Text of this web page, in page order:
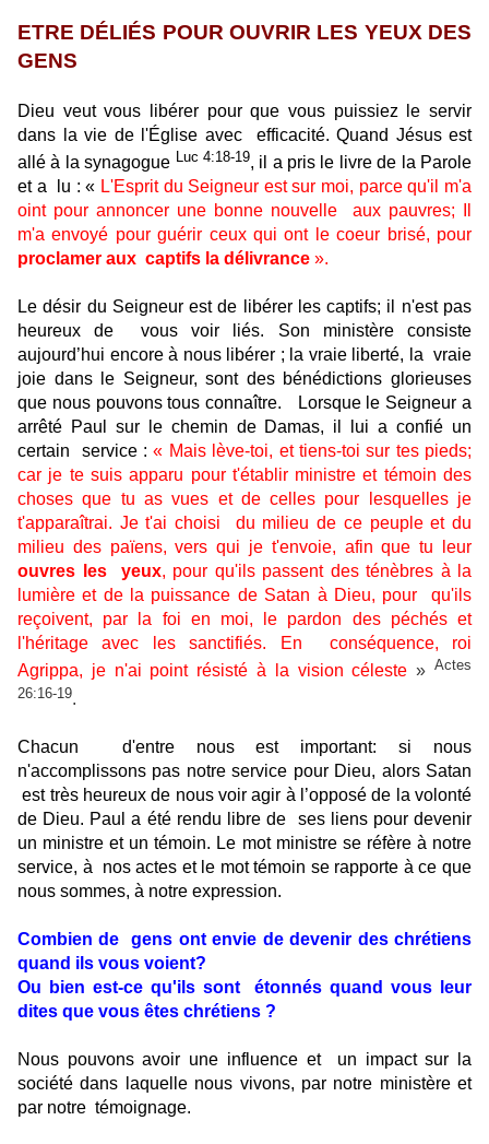
ETRE DÉLIÉS POUR OUVRIR LES YEUX DES
GENS
Dieu veut vous libérer pour que vous puissiez le servir
dans la vie de l'Église avec
efficacité. Quand Jésus est
allé à la synagogue Luc 4:18-19, il a pris le livre de la Parole
et a
lu : « L'Esprit du Seigneur est sur moi, parce qu'il m'a
oint pour annoncer une bonne nouvelle
aux pauvres; Il
m'a envoyé pour guérir ceux qui ont le coeur brisé, pour
proclamer aux captifs la délivrance ».
Le désir du Seigneur est de libérer les captifs; il n'est pas
heureux de
vous voir liés. Son ministère consiste
aujourd’hui encore à nous libérer ; la vraie liberté, la vraie
joie dans le Seigneur, sont des bénédictions glorieuses
que nous pouvons tous connaître.
Lorsque le Seigneur a
arrêté Paul sur le chemin de Damas, il lui a confié un
certain
service : « Mais lève-toi, et tiens-toi sur tes pieds;
car je te suis apparu pour t'établir ministre et témoin des
choses que tu as vues et de celles pour lesquelles je
t'apparaîtrai. Je t'ai choisi
du milieu de ce peuple et du
milieu des païens, vers qui je t'envoie, afin que tu leur
ouvres les
yeux, pour qu'ils passent des ténèbres à la
lumière et de la puissance de Satan à Dieu, pour
qu'ils
reçoivent, par la foi en moi, le pardon des péchés et
l'héritage avec les sanctifiés. En
conséquence, roi
Agrippa, je n'ai point résisté à la vision céleste »Actes
26:16-19.
Chacun
d'entre nous est important: si nous
n'accomplissons pas notre service pour Dieu, alors Satan
est très heureux de nous voir agir à l’opposé de la volonté
de Dieu. Paul a été rendu libre de
ses liens pour devenir
un ministre et un témoin. Le mot ministre se réfère à notre
service, à
nos actes et le mot témoin se rapporte à ce que
nous sommes, à notre expression.
Combien de
gens ont envie de devenir des chrétiens
quand ils vous voient?
Ou bien est-ce qu'ils sont
étonnés quand vous leur
dites que vous êtes chrétiens ?
Nous pouvons avoir une influence et
un impact sur la
société dans laquelle nous vivons, par notre ministère et
par notre témoignage.